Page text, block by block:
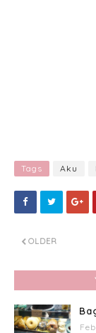
Tags Aku
OLDER